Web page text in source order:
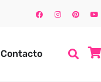
Contacto